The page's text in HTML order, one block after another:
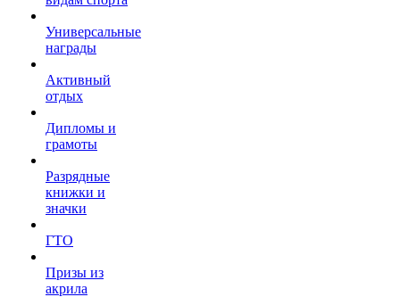
Универсальные
награды
Активный
отдых
Дипломы и
грамоты
Разрядные
книжки и
значки
ГТО
Призы из
акрила